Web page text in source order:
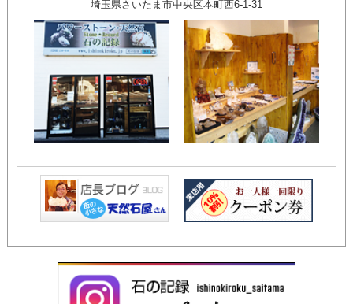
埼玉県さいたま市中央区本町西6-1-31